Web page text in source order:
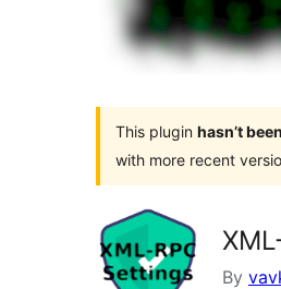
This plugin hasn’t
with more recent
By